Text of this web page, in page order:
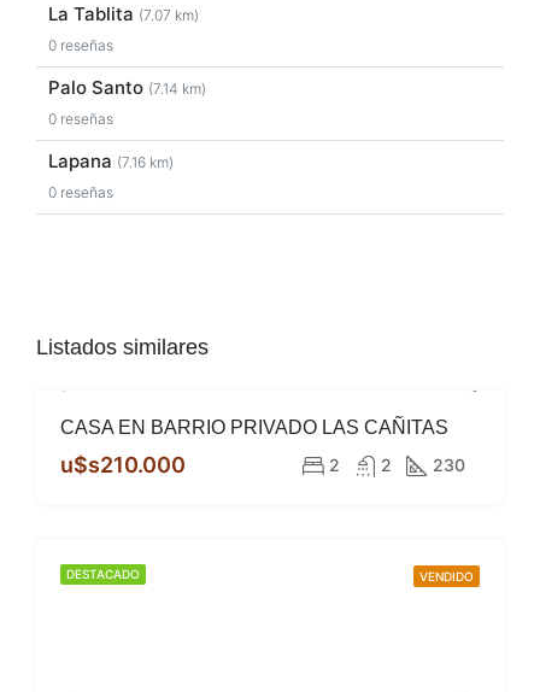
La Tablita (7.07 km)
0 reseñas
Palo Santo (7.14 km)
0 reseñas
Lapana (7.16 km)
0 reseñas
Listados similares
DESTACADO VENTA
CASA EN BARRIO PRIVADO LAS CAÑITAS
u$s210.000 2 2 230
DESTACADO VENDIDO